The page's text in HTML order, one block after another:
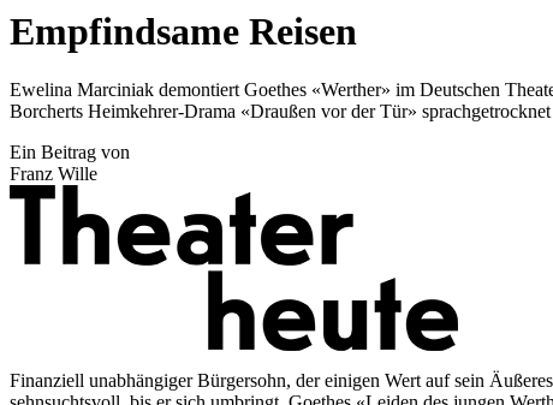
Empfindsame Reisen
Ewelina Marciniak demontiert Goethes «Werther» im Deutschen
Borcherts Heimkehrer-Drama «Draußen vor der Tür» sprachgetrocknet
Ein Beitrag von
Franz Wille
Finanziell unabhängiger Bürgersohn, der einigen Wert auf sein